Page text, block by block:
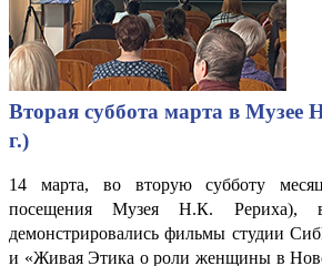
Вторая суббота марта в Музее
г.)
14 марта, во вторую субботу
посещения Музея Н.К. Рериха),
демонстрировались фильмы студии
и «Живая Этика о роли женщины в